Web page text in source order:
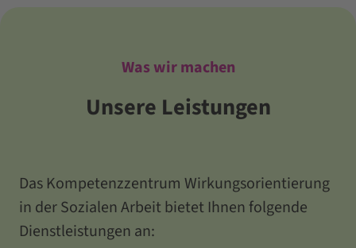
Was wir machen
Unsere Leistungen
Das Kompetenzzentrum Wirkungsorientierung
in der Sozialen Arbeit bietet Ihnen folgende
Dienstleistungen an: